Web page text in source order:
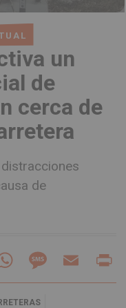
un
de
cerca de
de
WhatsAppMessageEmail